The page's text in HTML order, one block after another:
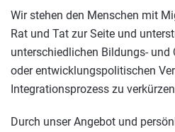
Wir stehen den Menschen mit
Rat und Tat zur Seite und
unterschiedlichen Bildungs-
oder entwicklungspolitischen
Integrationsprozess zu
Durch unser Angebot und